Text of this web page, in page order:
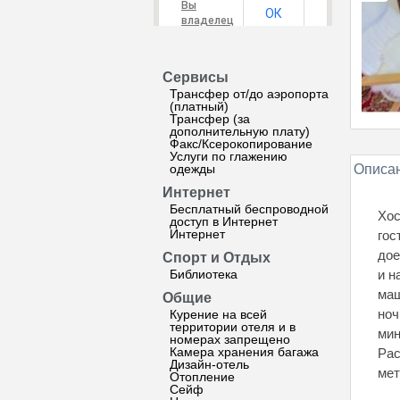
Вы
владелец
ОК
Сервисы
Трансфер от/до аэропорта
(платный)
Трансфер (за
дополнительную плату)
Факс/Ксерокопирование
Услуги по глажению
одежды
Интернет
Бесплатный беспроводной
доступ в Интернет
Интернет
Спорт и Отдых
Библиотека
Общие
Курение на всей
территории отеля и в
номерах запрещено
Камера хранения багажа
Дизайн-отель
Отопление
Сейф
и